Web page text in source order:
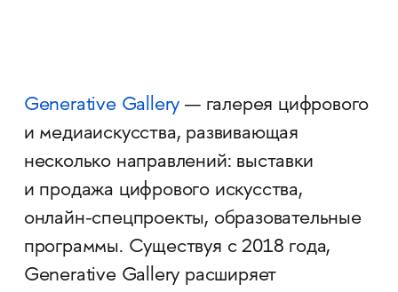
Generative Gallery — галерея цифрового
и медиаискусства, развивающая
несколько направлений: выставки
и продажа цифрового искусства,
онлайн-спецпроекты, образовательные
программы. Существуя с 2018 года,
Generative Gallery расширяет